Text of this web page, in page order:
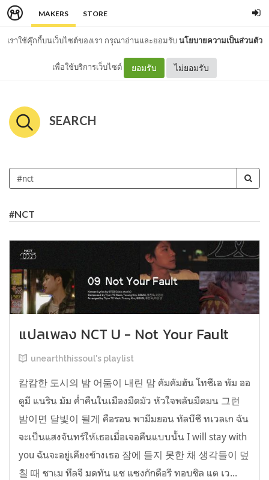
MAKERS STORE
เราใช้คุ๊กกี้บนเว็บไซต์ของเรา กรุณาอ่านและยอมรับนโยบายความเป็นส่วนตัว
เพื่อใช้บริการเว็บไซต์ ยอมรับ ไม่ยอมรับ
SEARCH
#NCT
แปลเพลง NCT U - Not Your Fault
unearththissoul's playlist
캄캄한 도시의 밤 어둠이 내린 맘 คัมคัมฮัน โทชีเอ พัม ออ
ดูมี แนริน มัม ค่ำคืนในเมืองมืดมัว หัวใจพลันมืดมน 그런
밤이면 달빛이 될게 คือรอน พามีมยอน ทัลบีชี ทเวลเก ฉัน
จะเป็นแสงจันทร์ให้เธอเมื่อเจอคืนแบบนั้น I will stay with
you ฉันจะอยู่เคียงข้างเธอ 잠에 들지 못한 채 생각들이 덮
칠 때 ชาเม ทึลจี มดทัน แช แซงกักดือรี ทอบชิล แต เว...